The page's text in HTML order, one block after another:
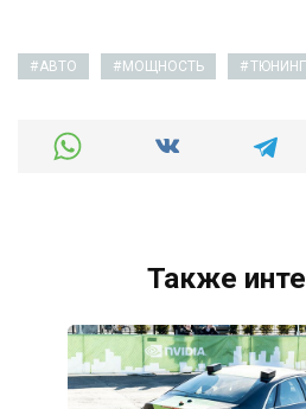
АВТО МОЩНОСТЬ ТЮНИНГ
Также